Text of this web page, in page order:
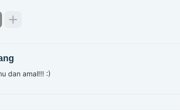
dan amal!!! :)